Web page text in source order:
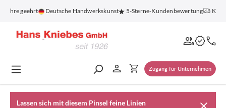
springen
Jahre geehrt Deutsche Handwerkskunst 5-Sterne-Kundenbewertung
Zugang für Unternehmen
Lassen sich mit diesem Pinsel feine Linien